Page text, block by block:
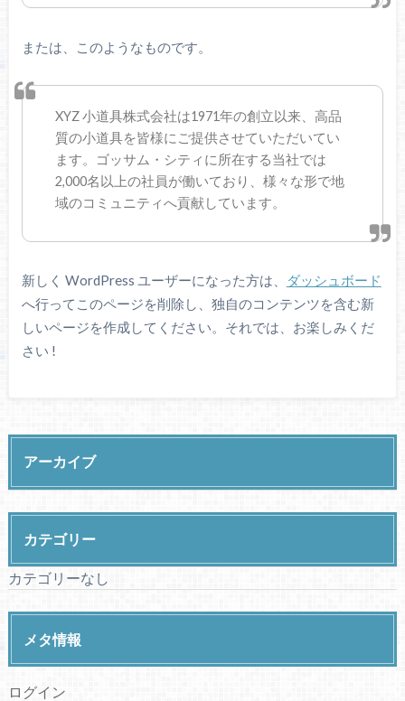
または、このようなものです。
XYZ 小道具株式会社は1971年の創立以来、高品
質の小道具を皆様にご提供させていただいてい
ます。ゴッサム・シティに所在する当社では
2,000名以上の社員が働いており、様々な形で地
域のコミュニティへ貢献しています。
新しく WordPress ユーザーになった方は、
ダッシュボード
へ行ってこのページを削除し、独自のコンテンツを含む新
しいページを作成してください。それでは、お楽しみくだ
さい !
アーカイブ
カテゴリー
カテゴリーなし
メタ情報
ログイン